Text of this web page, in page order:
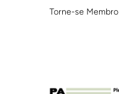
Torne-se Membro